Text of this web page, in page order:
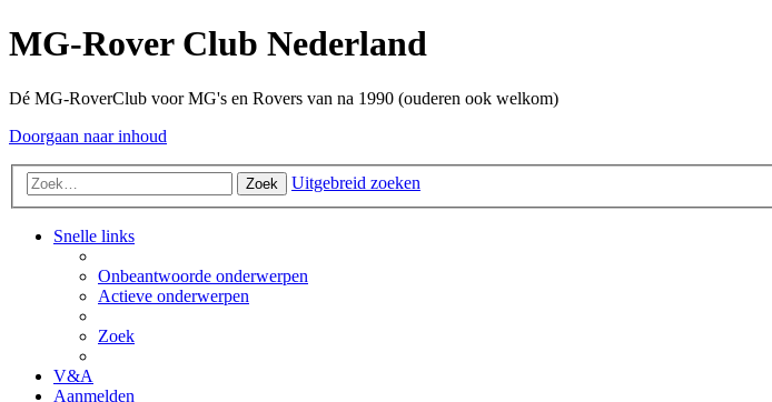
MG-Rover Club Nederland
Dé MG-RoverClub voor MG's en Rovers van na 1990 (ouderen ook welkom)
Doorgaan naar inhoud
Zoek Uitgebreid zoeken
Snelle links
Onbeantwoorde onderwerpen
Actieve onderwerpen
Zoek
V&A
Aanmelden